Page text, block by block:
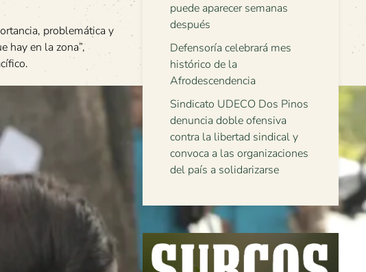
problemática y
hay en la zona”,
puede aparecer semanas
después
Defensoría celebrará mes
histórico de la
Afrodescendencia
Sindicato UDECO Dos Pinos
denuncia doble ofensiva
contra la libertad sindical y
convoca a las organizaciones
del país a solidarizarse